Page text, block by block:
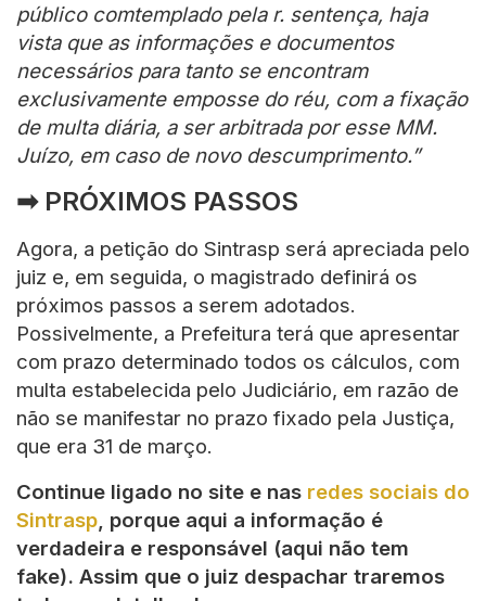
público comtemplado pela r. sentença, haja
vista que as informações e documentos
necessários para tanto se encontram
exclusivamente emposse do réu, com a fixação
de multa diária, a ser arbitrada por esse MM.
Juízo, em caso de novo descumprimento.”
➡ PRÓXIMOS PASSOS
Agora, a petição do Sintrasp será apreciada pelo
juiz e, em seguida, o magistrado definirá os
próximos passos a serem adotados.
Possivelmente, a Prefeitura terá que apresentar
com prazo determinado todos os cálculos, com
multa estabelecida pelo Judiciário, em razão de
não se manifestar no prazo fixado pela Justiça,
que era 31 de março.
Continue ligado no site e nas redes sociais do
Sintrasp, porque aqui a informação é
verdadeira e responsável (aqui não tem
fake). Assim que o juiz despachar traremos